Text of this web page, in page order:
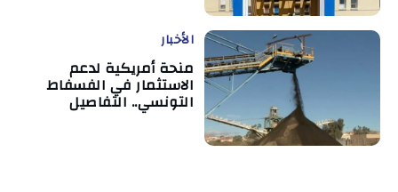
الأخبار
منحة أمريكية لدعم
الاستثمار في الفسفاط
التونسي.. التفاصيل